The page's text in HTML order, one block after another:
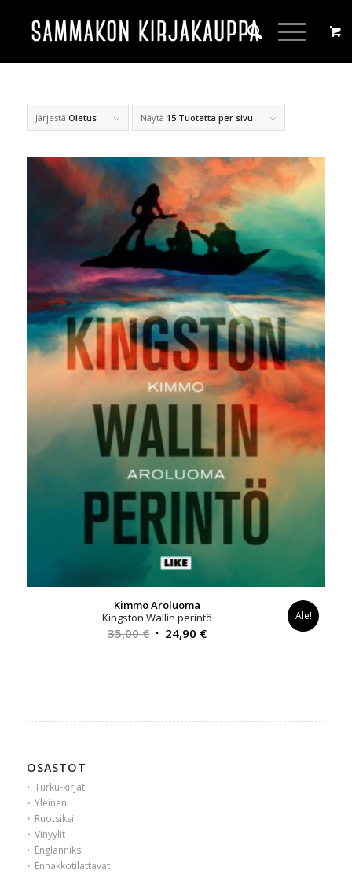
Järjestä Oletus Näytä 15 Tuotetta per sivu
Kimmo Aroluoma
Kingston Wallin perintö
35,00€ Alkuperäinen
24,90 €Nykyinen
Ale!
OSASTOT
Turku-kirjat
Yleinen
Ruotsiksi
Vinyylit
Englanniksi
Ennakkotilattavat